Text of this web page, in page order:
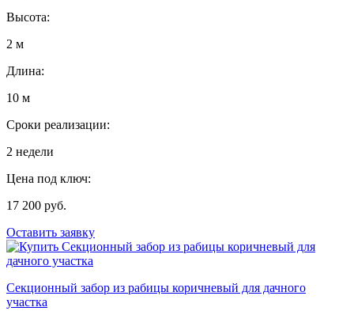
Высота:
2 м
Длина:
10 м
Сроки реализации:
2 недели
Цена под ключ:
17 200 руб.
Оставить заявку
Секционный забор из рабицы коричневый для дачного
участка